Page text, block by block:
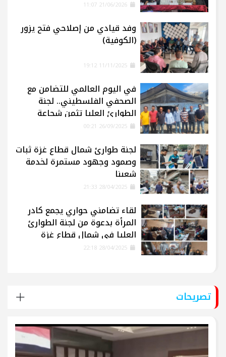
وفد قيادي من إصلاحي فتح يزور
(الكوفية)
في اليوم العالمي للتضامن مع
الصحفي الفلسطيني.. لجنة
الطوارئ العليا تثمن شجاعة
الإعلاميين في غزة
لجنة طوارئ شمال قطاع غزة ثبات
وصمود وجهود مستمرة لخدمة
شعبنا
لقاء تضامني حواري يجمع كادر
المرأة بدعوة من لجنة الطوارئ
العليا في شمال قطاع غزة
تصريحات